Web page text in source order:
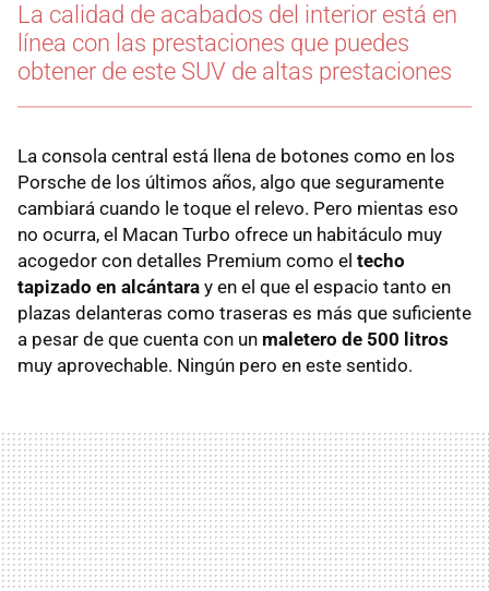
La calidad de acabados del interior está en
línea con las prestaciones que puedes
obtener de este SUV de altas prestaciones
La consola central está llena de botones como en los
Porsche de los últimos años, algo que seguramente
cambiará cuando le toque el relevo. Pero mientas eso
no ocurra, el Macan Turbo ofrece un habitáculo muy
acogedor con detalles Premium como el techo
tapizado en alcántara y en el que el espacio tanto en
plazas delanteras como traseras es más que suficiente
a pesar de que cuenta con un maletero de 500 litros
muy aprovechable. Ningún pero en este sentido.